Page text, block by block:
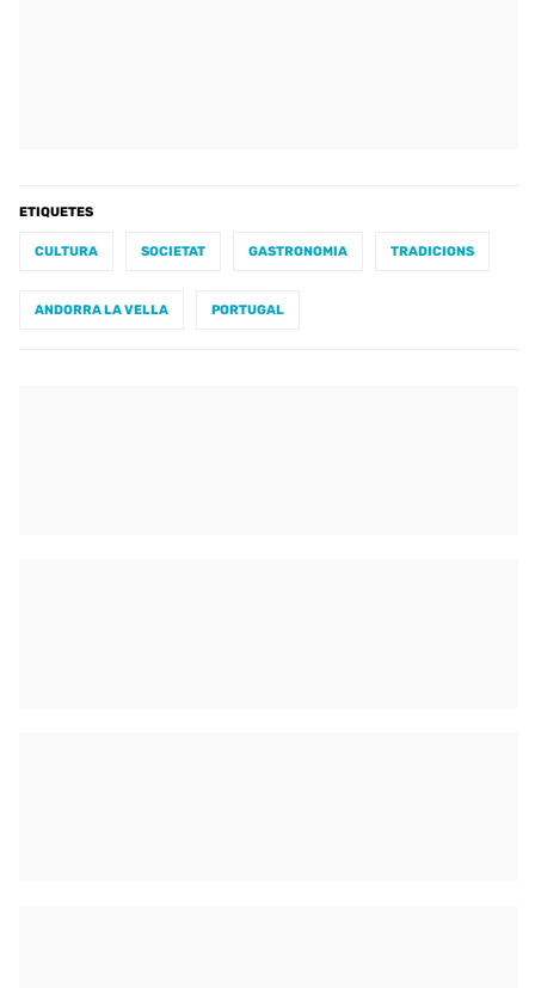
ETIQUETES
CULTURA SOCIETAT GASTRONOMIA TRADICIONS
ANDORRA LA VELLA PORTUGAL